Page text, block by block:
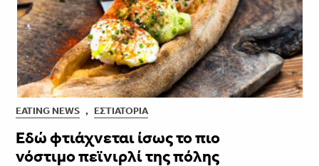
EATING NEWS , ΕΣΤΙΑΤΌΡΙΑ
Εδώ φτιάχνεται ίσως το πιο
νόστιμο πεϊνιρλί της πόλης